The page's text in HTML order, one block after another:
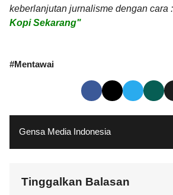
keberlanjutan jurnalisme dengan cara :
Kopi Sekarang"
#Mentawai
Gensa Media Indonesia
Tinggalkan Balasan